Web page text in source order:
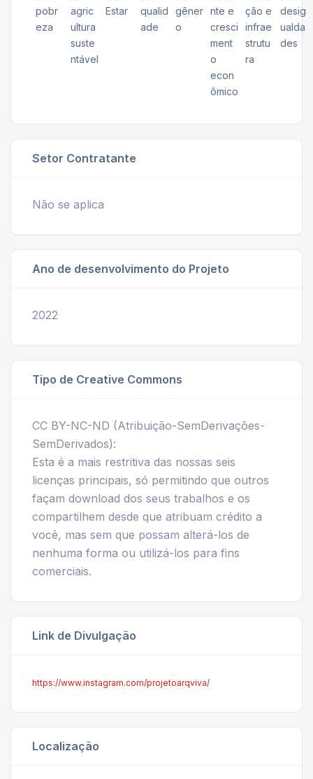
Setor Contratante
Não se aplica
Ano de desenvolvimento do Projeto
2022
Tipo de Creative Commons
CC BY-NC-ND (Atribuição-SemDerivações-
SemDerivados):
Esta é a mais restritiva das nossas seis
licenças principais, só permitindo que outros
façam download dos seus trabalhos e os
compartilhem desde que atribuam crédito a
você, mas sem que possam alterá-los de
nenhuma forma ou utilizá-los para fins
comerciais.
Link de Divulgação
https://www.instagram.com/projetoarqviva/
Localização